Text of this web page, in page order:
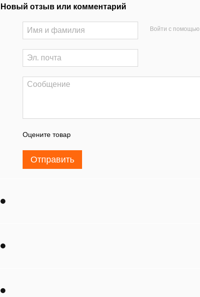
Новый отзыв или комментарий
Войти с помощью
Оцените товар
Отправить